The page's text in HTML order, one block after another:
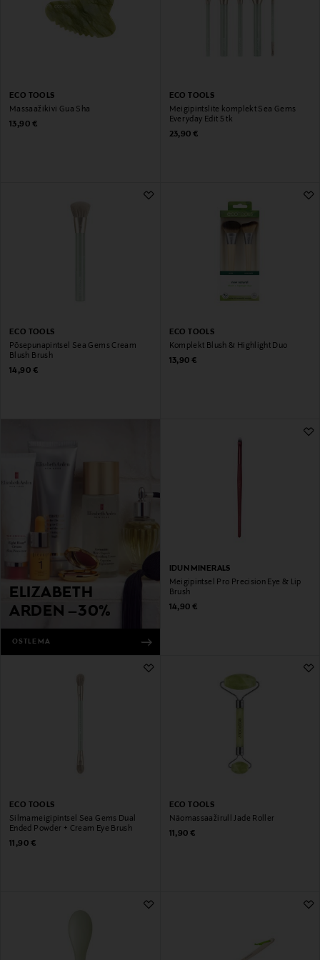
ECO TOOLS
Massaažikivi Gua Sha
Original Price
13,90 €
ECO TOOLS
Meigipintslite komplekt Sea Gems
Everyday Edit 5 tk
Original Price
23,90 €
ECO TOOLS
Põsepunapintsel Sea Gems Cream
Blush Brush
Original Price
14,90 €
ECO TOOLS
Komplekt Blush & Highlight Duo
Original Price
13,90 €
ELIZABETH
ARDEN –30%
OSTLEMA
IDUN MINERALS
Meigipintsel Pro Precision Eye & Lip
Brush
Original Price
14,90 €
ECO TOOLS
Silmameigipintsel Sea Gems Dual
Ended Powder + Cream Eye Brush
Original Price
11,90 €
ECO TOOLS
Näomassaažirull Jade Roller
Original Price
11,90 €